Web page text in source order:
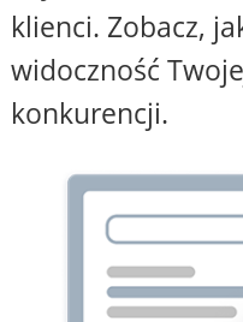
klienci. Zobacz,
widoczność
konkurencji.